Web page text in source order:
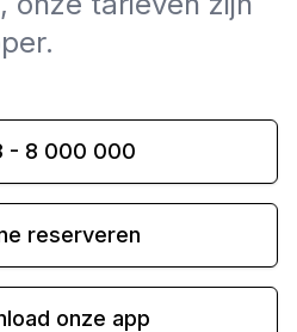
- 8 000 000
reserveren
onze app